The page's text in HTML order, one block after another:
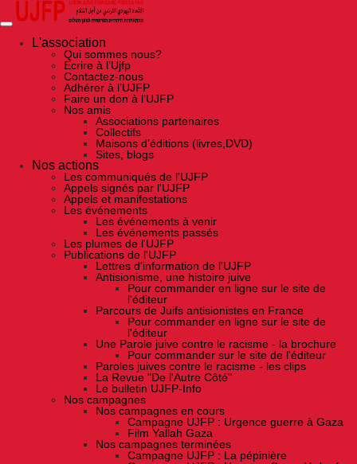
Skip
the
contentL'association
Qui sommes nous?
Ecrire à l’Ujfp
Contactez-nous
Adhérer à l’UJFP
Faire un don à l’UJFP
Nos amis
Associations partenaires
Collectifs
Maisons d’éditions (livres,DVD)
Sites, blogs
Nos actions
Les communiqués de l'UJFP
Appels signés par l'UJFP
Appels et manifestations
Les événements
Les événements à venir
Les événements passés
Les plumes de l'UJFP
Publications de l'UJFP
Lettres d'information de l'UJFP
Antisionisme, une histoire juive
Pour commander en ligne sur le site de
l'éditeur
Parcours de Juifs antisionistes en France
Pour commander en ligne sur le site de
l'éditeur
Une Parole juive contre le racisme - la brochure
Pour commander sur le site de l'éditeur
Paroles juives contre le racisme - les clips
La Revue "De l'Autre Côté"
Le bulletin UJFP-Info
Nos campagnes
Nos campagnes en cours
Campagne UJFP : Urgence guerre à Gaza
Film Yallah Gaza
Nos campagnes terminées
Campagne UJFP : La pépinière